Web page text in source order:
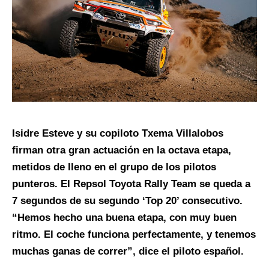
Isidre Esteve y su copiloto Txema Villalobos
firman otra gran actuación en la octava etapa,
metidos de lleno en el grupo de los pilotos
punteros. El Repsol Toyota Rally Team se queda a
7 segundos de su segundo ‘Top 20’ consecutivo.
“Hemos hecho una buena etapa, con muy buen
ritmo. El coche funciona perfectamente, y tenemos
muchas ganas de correr”, dice el piloto español.